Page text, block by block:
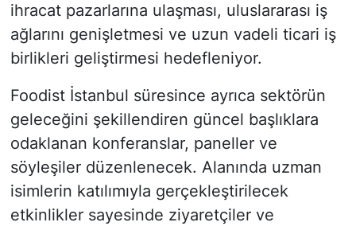
ihracat pazarlarına ulaşması, uluslararası iş
ağlarını genişletmesi ve uzun vadeli ticari iş
birlikleri geliştirmesi hedefleniyor.
Foodist İstanbul süresince ayrıca sektörün
geleceğini şekillendiren güncel başlıklara
odaklanan konferanslar, paneller ve
söyleşiler düzenlenecek. Alanında uzman
isimlerin katılımıyla gerçekleştirilecek
etkinlikler sayesinde ziyaretçiler ve